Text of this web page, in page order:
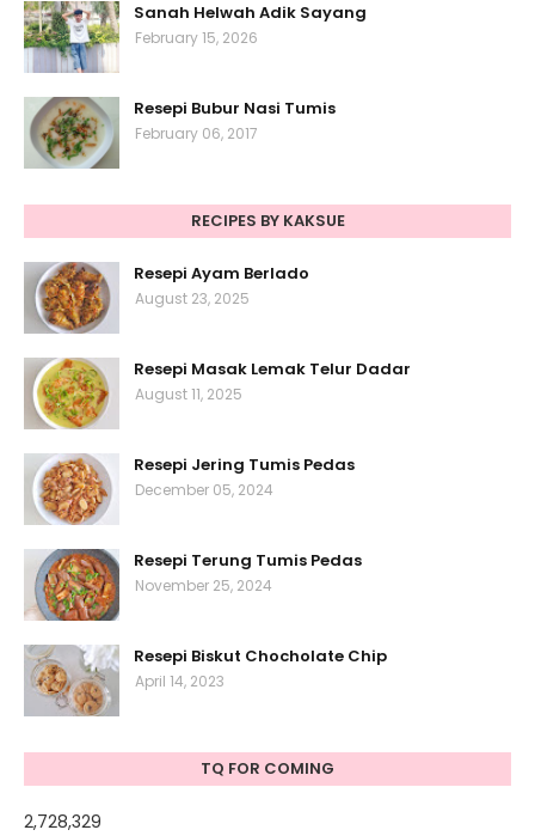
Sanah Helwah Adik Sayang
February 15, 2026
Resepi Bubur Nasi Tumis
February 06, 2017
RECIPES BY KAKSUE
Resepi Ayam Berlado
August 23, 2025
Resepi Masak Lemak Telur Dadar
August 11, 2025
Resepi Jering Tumis Pedas
December 05, 2024
Resepi Terung Tumis Pedas
November 25, 2024
Resepi Biskut Chocholate Chip
April 14, 2023
TQ FOR COMING
2,728,329